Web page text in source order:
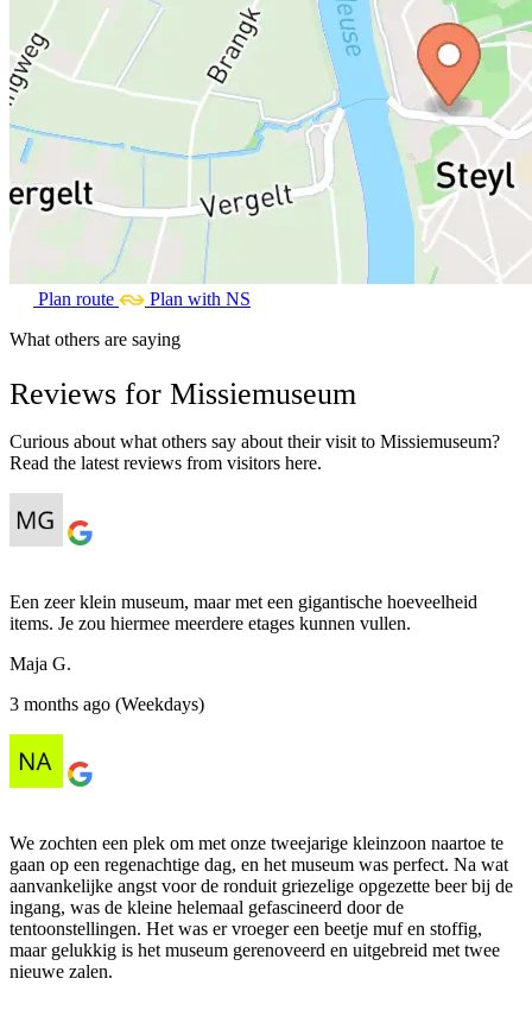
Plan route
Plan with NS
What others are saying
Reviews for Missiemuseum
Curious about what others say about their visit to Missiemuseum?
Read the latest reviews from visitors here.
Een zeer klein museum, maar met een gigantische hoeveelheid
items. Je zou hiermee meerdere etages kunnen vullen.
Maja G.
3 months ago (Weekdays)
We zochten een plek om met onze tweejarige kleinzoon naartoe te
gaan op een regenachtige dag, en het museum was perfect. Na wat
aanvankelijke angst voor de ronduit griezelige opgezette beer bij de
ingang, was de kleine helemaal gefascineerd door de
tentoonstellingen. Het was er vroeger een beetje muf en stoffig,
maar gelukkig is het museum gerenoveerd en uitgebreid met twee
nieuwe zalen.